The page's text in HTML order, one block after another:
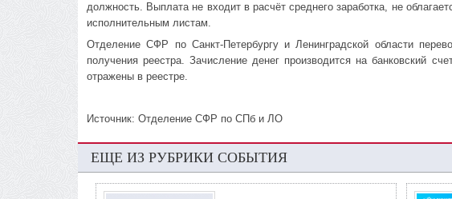
должность. Выплата не входит в расчёт среднего заработка, не
исполнительным листам.
Отделение СФР по Санкт-Петербургу и Ленинградской области
получения реестра. Зачисление денег производится на банковский
отражены в реестре.
Источник: Отделение СФР по СПб и ЛО
ЕЩЕ ИЗ РУБРИКИ СОБЫТИЯ